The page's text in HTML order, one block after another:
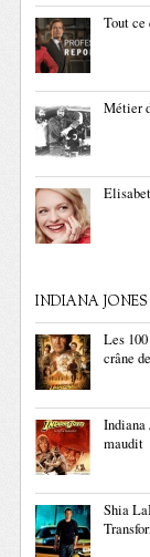
Tout ce
Métier
INDIANA JONES
Les
crâne
Indiana
maudit
Shia